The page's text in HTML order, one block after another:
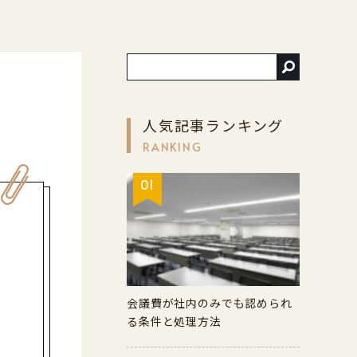
人気記事ランキング
RANKING
01
会議費が社内のみでも認められ
る条件と処理方法